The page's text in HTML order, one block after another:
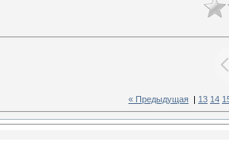
« Предыдущая 13 14